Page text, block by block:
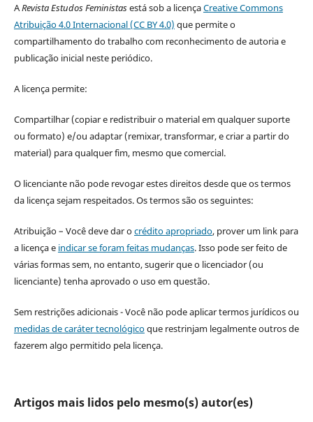
ARevista Estudos Feministasestá sob a licençaCreative Commons
Atribuição 4.0 Internacional (CC BY 4.0) que permite o
compartilhamento do trabalho com reconhecimento de autoria e
publicação inicial neste periódico.
A licença permite:
Compartilhar (copiar e redistribuir o material em qualquer suporte
ou formato) e/ou adaptar (remixar, transformar, e criar a partir do
material) para qualquer fim, mesmo que comercial.
O licenciante não pode revogar estes direitos desde que os termos
da licença sejam respeitados. Os termos são os seguintes:
Atribuição – Você deve dar ocrédito apropriado, prover um link para
a licença e indicar se foram feitas mudanças. Isso pode ser feito de
várias formas sem, no entanto, sugerir que o licenciador (ou
licenciante) tenha aprovado o uso em questão.
Sem restrições adicionais - Você não pode aplicar termos jurídicos ou
medidas de caráter tecnológicoque restrinjam legalmente outros de
fazerem algo permitido pela licença.
Artigos mais lidos pelo mesmo(s) autor(es)